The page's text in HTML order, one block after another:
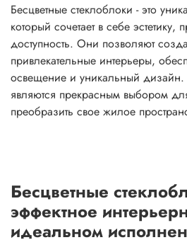
Бесцветные стеклоблоки - это
который сочетает в себе эстетику,
доступность. Они позволяют
привлекательные интерьеры,
освещение и уникальный
являются прекрасным выбором для
преобразить свое жилое
Бесцветные
эффектное
идеальном